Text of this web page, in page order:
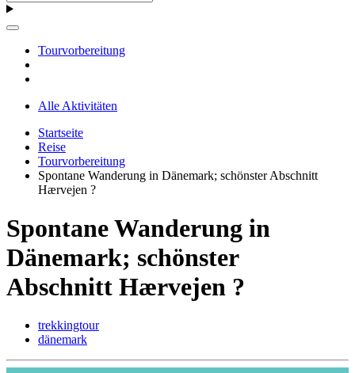
Tourvorbereitung
Alle Aktivitäten
Startseite
Reise
Tourvorbereitung
Spontane Wanderung in Dänemark; schönster Abschnitt
Hærvejen ?
Spontane Wanderung in
Dänemark; schönster
Abschnitt Hærvejen ?
trekkingtour
dänemark